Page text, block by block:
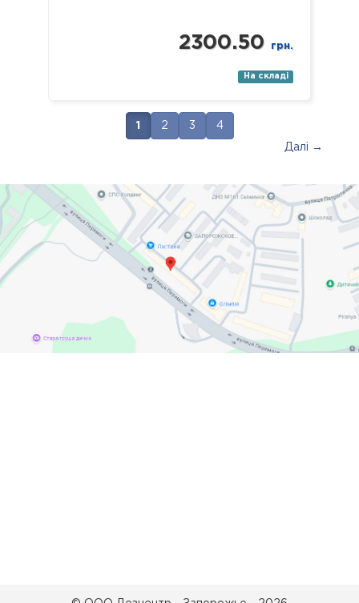
2300.50 грн.
На складі
1 2 3 4
Далі →